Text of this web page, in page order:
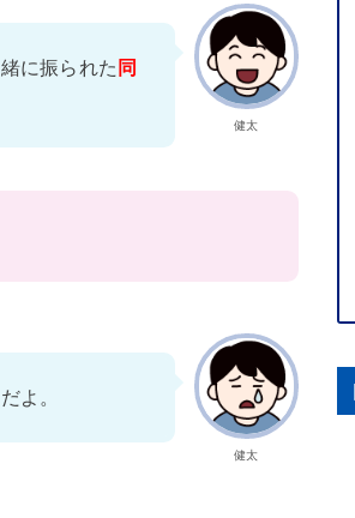
健太
に振られた 同
健太
よ。